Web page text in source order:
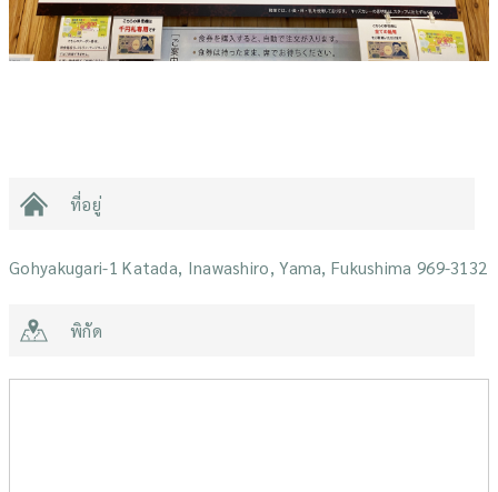
ที่อยู่
Gohyakugari-1 Katada, Inawashiro, Yama, Fukushima 969-3132
พิกัด